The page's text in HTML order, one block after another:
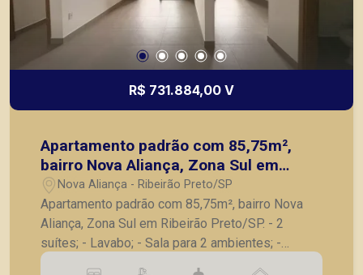
R$ 731.884,00 V
Apartamento padrão com 85,75m²,
bairro Nova Aliança, Zona Sul em
Ribeirão Preto/SP.
Nova Aliança - Ribeirão Preto/SP
Apartamento padrão com 85,75m², bairro Nova
Aliança, Zona Sul em Ribeirão Preto/SP. - 2
suítes; - Lavabo; - Sala para 2 ambientes; -
Varanda gourmet com churrasqueira; - Cozinha; -